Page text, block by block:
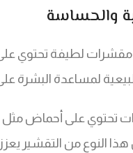
والحساسة
مقشرات لطيفة تحتوي
لمساعدة البشرة على
تحتوي على أحماض مثل
النوع من التقشير